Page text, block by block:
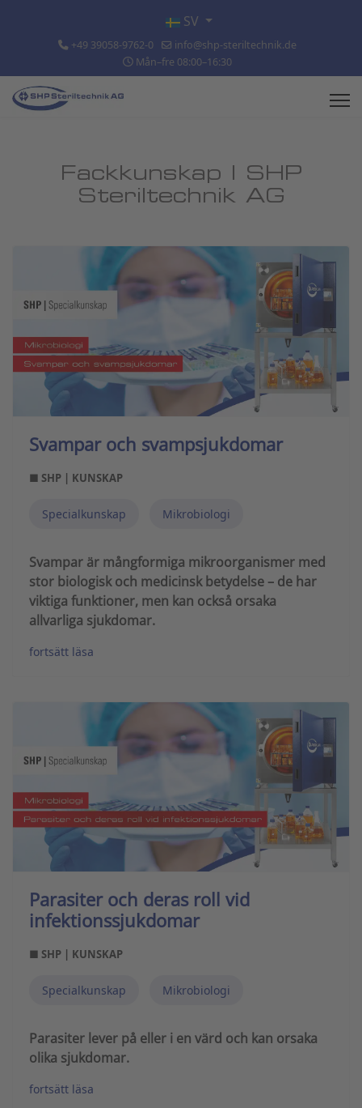
Välj ditt språk
SV
+49 39058-9762-0
info@shp-steriltechnik.de
Mån–fre 08:00–16:30
Fackkunskap | SHP
Steriltechnik AG
Svampar och svampsjukdomar
■ SHP | KUNSKAP
Specialkunskap Mikrobiologi
Svampar är mångformiga mikroorganismer med
stor biologisk och medicinsk betydelse – de har
viktiga funktioner, men kan också orsaka
allvarliga sjukdomar.
fortsätt läsa
Parasiter och deras roll vid
infektionssjukdomar
■ SHP | KUNSKAP
Specialkunskap Mikrobiologi
Parasiter lever på eller i en värd och kan orsaka
olika sjukdomar.
fortsätt läsa